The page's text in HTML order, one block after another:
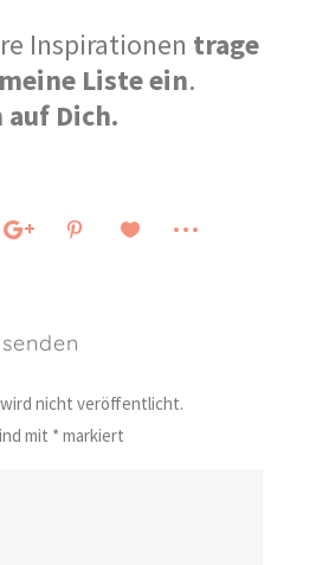
Inspirationen trage
Liste ein.
Dich.
wird nicht veröffentlicht.
mit *markiert